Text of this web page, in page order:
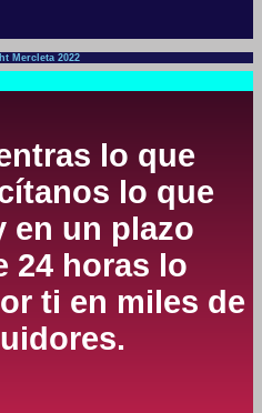
Mercleta 2022
lo que
lo que
en un plazo
24 horas lo
ti en miles de